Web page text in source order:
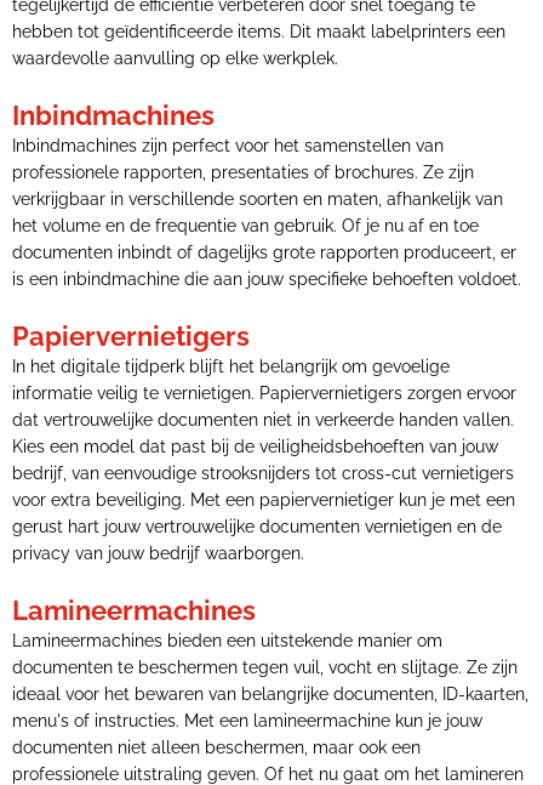
tegelijkertijd de efficiëntie verbeteren door snel toegang te
hebben tot geïdentificeerde items. Dit maakt labelprinters een
waardevolle aanvulling op elke werkplek.
Inbindmachines
Inbindmachines zijn perfect voor het samenstellen van
professionele rapporten, presentaties of brochures. Ze zijn
verkrijgbaar in verschillende soorten en maten, afhankelijk van
het volume en de frequentie van gebruik. Of je nu af en toe
documenten inbindt of dagelijks grote rapporten produceert, er
is een inbindmachine die aan jouw specifieke behoeften voldoet.
Papiervernietigers
In het digitale tijdperk blijft het belangrijk om gevoelige
informatie veilig te vernietigen. Papiervernietigers zorgen ervoor
dat vertrouwelijke documenten niet in verkeerde handen vallen.
Kies een model dat past bij de veiligheidsbehoeften van jouw
bedrijf, van eenvoudige strooksnijders tot cross-cut vernietigers
voor extra beveiliging. Met een papiervernietiger kun je met een
gerust hart jouw vertrouwelijke documenten vernietigen en de
privacy van jouw bedrijf waarborgen.
Lamineermachines
Lamineermachines bieden een uitstekende manier om
documenten te beschermen tegen vuil, vocht en slijtage. Ze zijn
ideaal voor het bewaren van belangrijke documenten, ID-kaarten,
menu's of instructies. Met een lamineermachine kun je jouw
documenten niet alleen beschermen, maar ook een
professionele uitstraling geven. Of het nu gaat om het lamineren